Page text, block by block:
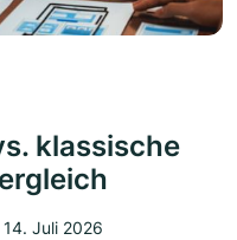
klassische
14. Juli 2026